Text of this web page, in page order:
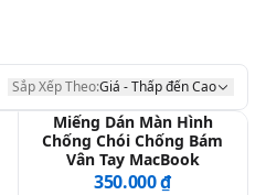
Sắp Xếp Theo:Giá - Thấp đến Cao
Miếng Dán Màn Hình
Chống Chói Chống Bám
Vân Tay MacBook
350.000 ₫